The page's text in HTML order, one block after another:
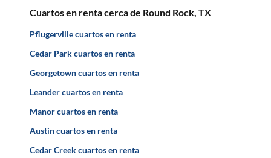
Cuartos en renta cerca de Round Rock, TX
Pflugerville cuartos en renta
Cedar Park cuartos en renta
Georgetown cuartos en renta
Leander cuartos en renta
Manor cuartos en renta
Austin cuartos en renta
Cedar Creek cuartos en renta